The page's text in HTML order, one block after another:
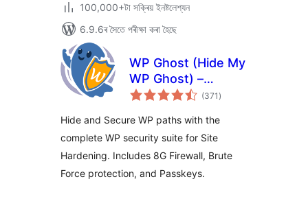
100,000+টা সক্ৰিয় ইনষ্টলেশ্যন
6.9.6ৰ সৈতে পৰীক্ষা কৰা হৈছে
WP Ghost (Hide My
WP Ghost) –
Security & Firewall
(371 টা
মুঠ)
Hide and Secure WP paths with the
complete WP security suite for Site
Hardening. Includes 8G Firewall, Brute
Force protection, and Passkeys.